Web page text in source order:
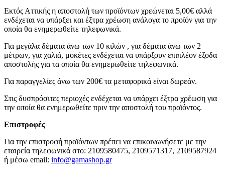
Εκτός Αττικής η αποστολή των προϊόντων χρεώνεται 5,00€ αλλά
ενδέχεται να υπάρξει και έξτρα χρέωση ανάλογα το προϊόν για την
οποία θα ενημερωθείτε τηλεφωνικά.
Για μεγάλα δέματα άνω των 10 κιλών , για δέματα άνω των 2
μέτρων, για χαλιά, μοκέτες ενδέχεται να υπάρξουν επιπλέον έξοδα
αποστολής για τα οποία θα ενημερωθείτε τηλεφωνικά.
Για παραγγελίες άνω των 200€ τα μεταφορικά είναι δωρεάν.
Στις δυσπρόσιτες περιοχές ενδέχεται να υπάρχει έξτρα χρέωση για
την οποία θα ενημερωθείτε πριν την αποστολή του προϊόντος.
Επιστροφές
Για την επιστροφή προϊόντων πρέπει να επικοινωνήσετε με την
εταιρεία τηλεφωνικά στο: 2109580475, 2109571317, 2109587924
ή μέσω email: info@gamashop.gr